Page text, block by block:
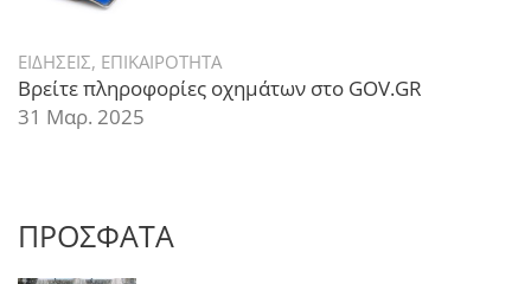
ΕΙΔΗΣΕΙΣ, ΕΠΙΚΑΙΡΟΤΗΤΑ
Βρείτε πληροφορίες οχημάτων στο GOV.GR
31 Μαρ. 2025
ΠΡΟΣΦΑΤΑ